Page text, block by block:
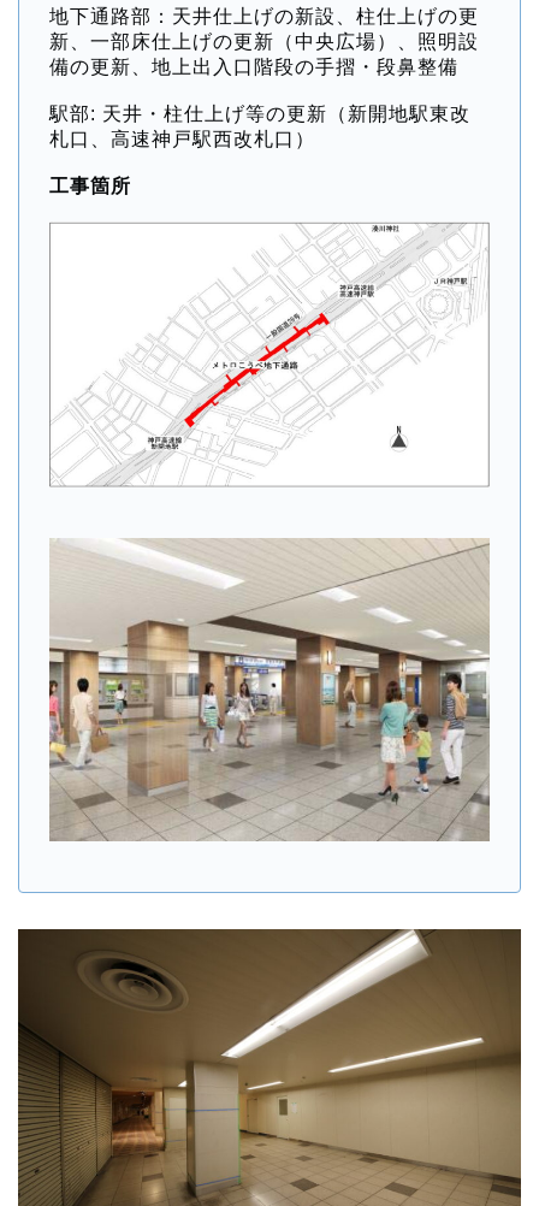
地下通路部：天井仕上げの新設、柱仕上げの更
新、一部床仕上げの更新（中央広場）、照明設
備の更新、地上出入口階段の手摺・段鼻整備
駅部: 天井・柱仕上げ等の更新（新開地駅東改
札口、高速神戸駅西改札口）
工事箇所